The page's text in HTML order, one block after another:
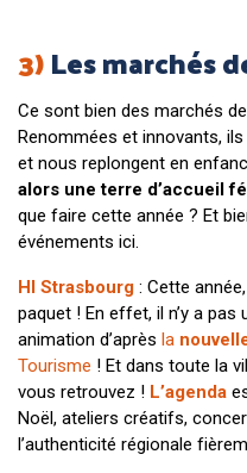
3)Les marchés
Ce sont bien des marchés
Renommées et innovants,
et nous replongent en
alors une terre d’accueil
que faire cette année ? Et
événements ici.
HI Strasbourg : Cette
paquet ! En effet, il n’y a pas
animation d’après la
Tourisme ! Et dans toute la
vous retrouvez ! L’agenda
Noël, ateliers créatifs,
l’authenticité régionale